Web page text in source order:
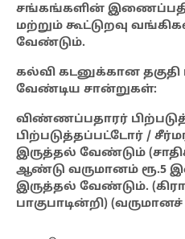
சங்கங்களின்
மற்றும் கூட்டுறவு
வேண்டும்.
கல்வி கடனுக்கான தகுதி
வேண்டிய சான்றுகள்:
விண்ணப்பதாரர்
பிற்படுத்தப்பட்டோர் /
இருத்தல் வேண்டும்
ஆண்டு வருமானம் ரூ.5
இருத்தல் வேண்டும்.
பாகுபாடின்றி)